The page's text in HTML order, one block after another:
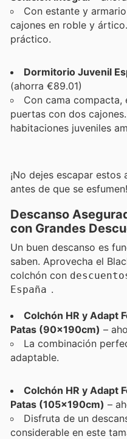
Con estante y
cajones en roble y
práctico.
Dormitorio Juvenil
(ahorra €89.01)
Con cama
puertas con dos
habitaciones juveniles
¡No dejes escapar
antes de que se esfumen!
Descanso
con Grandes
Un buen descanso es
saben. Aprovecha el
colchón con
España .
Colchón HR y Adapt
Patas (90x190cm) –
La combinación
adaptable.
Colchón HR y Adapt
Patas (105x190cm) –
Disfruta de un
considerable en este